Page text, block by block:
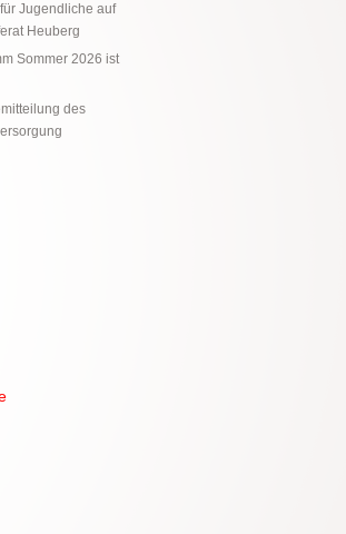
Jugendliche auf
Heuberg
Sommer 2026 ist
des